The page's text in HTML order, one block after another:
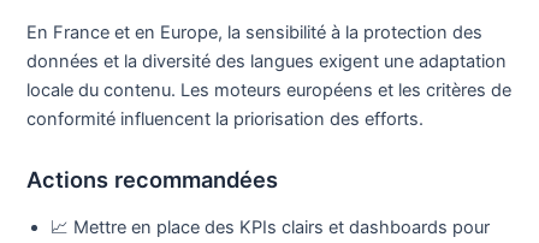
En France et en Europe, la sensibilité à la protection des
données et la diversité des langues exigent une adaptation
locale du contenu. Les moteurs européens et les critères de
conformité influencent la priorisation des efforts.
Actions recommandées
📈 Mettre en place des KPIs clairs et dashboards pour